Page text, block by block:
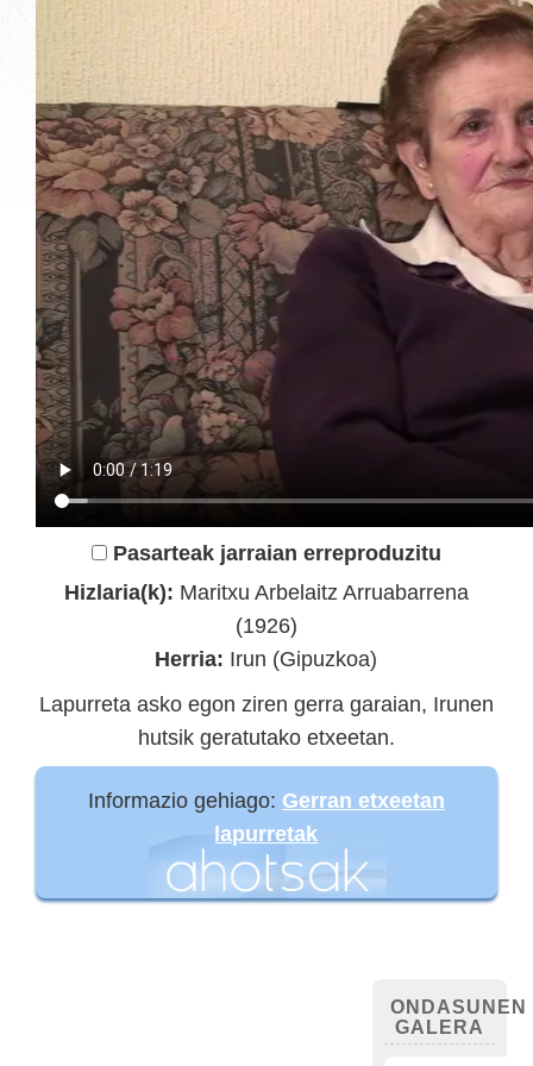
Pasarteak jarraian erreproduzitu
Hizlaria(k): Maritxu Arbelaitz Arruabarrena
(1926)
Herria: Irun (Gipuzkoa)
Lapurreta asko egon ziren gerra garaian, Irunen
hutsik geratutako etxeetan.
Informazio gehiago: Gerran etxeetan
lapurretak
ONDASUNEN
GALERA